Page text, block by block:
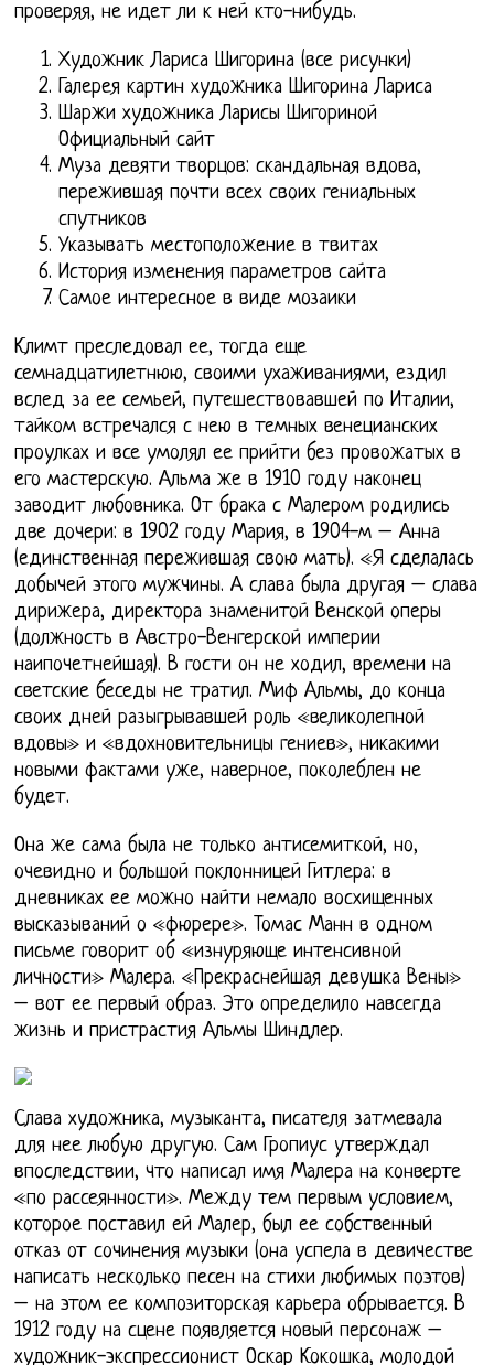
проверяя, не идет ли к ней кто-нибудь.
Художник Лариса Шигорина (все рисунки)
Галерея картин художника Шигорина Лариса
Шаржи художника Ларисы Шигориной
Официальный сайт
Муза девяти творцов: скандальная вдова,
пережившая почти всех своих гениальных
спутников
Указывать местоположение в твитах
История изменения параметров сайта
Самое интересное в виде мозаики
Климт преследовал ее, тогда еще
семнадцатилетнюю, своими ухаживаниями, ездил
вслед за ее семьей, путешествовавшей по Италии,
тайком встречался с нею в темных венецианских
проулках и все умолял ее прийти без провожатых в
его мастерскую. Альма же в 1910 году наконец
заводит любовника. От брака с Малером родились
две дочери: в 1902 году Мария, в 1904-м – Анна
(единственная пережившая свою мать). «Я сделалась
добычей этого мужчины. А слава была другая – слава
дирижера, директора знаменитой Венской оперы
(должность в Австро-Венгерской империи
наипочетнейшая). В гости он не ходил, времени на
светские беседы не тратил. Миф Альмы, до конца
своих дней разыгрывавшей роль «великолепной
вдовы» и «вдохновительницы гениев», никакими
новыми фактами уже, наверное, поколеблен не
будет.
Она же сама была не только антисемиткой, но,
очевидно и большой поклонницей Гитлера: в
дневниках ее можно найти немало восхищенных
высказываний о «фюрере». Томас Манн в одном
письме говорит об «изнуряюще интенсивной
личности» Малера. «Прекраснейшая девушка Вены»
– вот ее первый образ. Это определило навсегда
жизнь и пристрастия Альмы Шиндлер.
Слава художника, музыканта, писателя затмевала
для нее любую другую. Сам Гропиус утверждал
впоследствии, что написал имя Малера на конверте
«по рассеянности». Между тем первым условием,
которое поставил ей Малер, был ее собственный
отказ от сочинения музыки (она успела в девичестве
написать несколько песен на стихи любимых поэтов)
– на этом ее композиторская карьера обрывается. В
1912 году на сцене появляется новый персонаж –
художник-экспрессионист Оскар Кокошка, молодой